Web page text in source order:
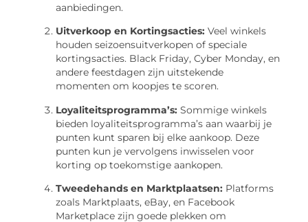
aanbiedingen.
Uitverkoop en Kortingsacties: Veel winkels
houden seizoensuitverkopen of speciale
kortingsacties. Black Friday, Cyber Monday, en
andere feestdagen zijn uitstekende
momenten om koopjes te scoren.
Loyaliteitsprogramma’s: Sommige winkels
bieden loyaliteitsprogramma’s aan waarbij je
punten kunt sparen bij elke aankoop. Deze
punten kun je vervolgens inwisselen voor
korting op toekomstige aankopen.
Tweedehands en Marktplaatsen: Platforms
zoals Marktplaats, eBay, en Facebook
Marketplace zijn goede plekken om